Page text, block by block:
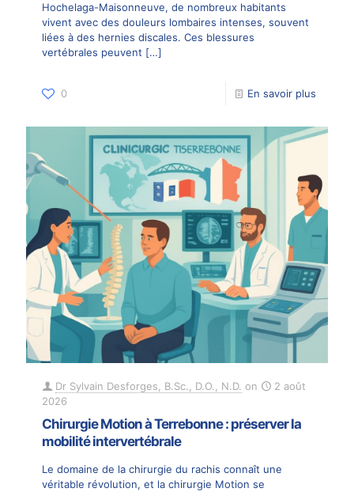
Hochelaga-Maisonneuve, de nombreux habitants
vivent avec des douleurs lombaires intenses, souvent
liées à des hernies discales. Ces blessures
vertébrales peuvent […]
0 En savoir plus
Dr Sylvain Desforges, B.Sc., D.O., N.D. on
2 août
2026
Chirurgie Motion à Terrebonne : préserver la
mobilité intervertébrale
Le domaine de la chirurgie du rachis connaît une
véritable révolution, et la chirurgie Motion se